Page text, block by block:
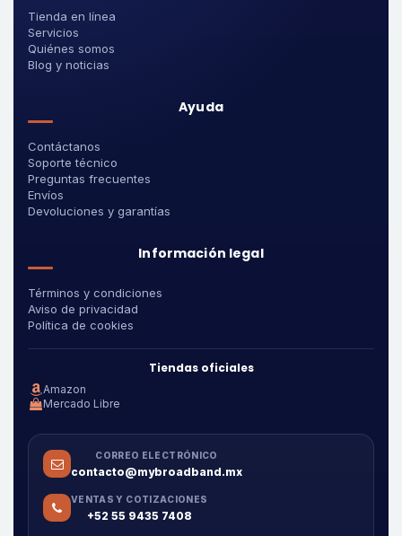
Tienda en línea
Servicios
Quiénes somos
Blog y noticias
Ayuda
Contáctanos
Soporte técnico
Preguntas frecuentes
Envíos
Devoluciones y garantías
Información legal
Términos y condiciones
Aviso de privacidad
Política de cookies
Tiendas oficiales
Amazon
Mercado Libre
CORREO ELECTRÓNICO
contacto@mybroadband.mx
VENTAS Y COTIZACIONES
+52 55 9435 7408